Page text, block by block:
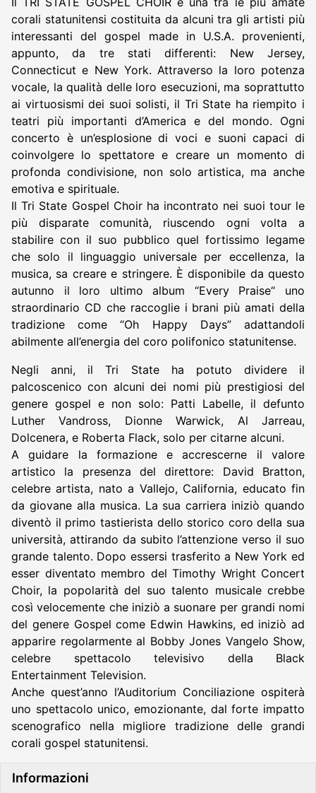
corali statunitensi costituita da alcuni tra gli artisti più
interessanti del gospel made in U.S.A. provenienti,
appunto, da tre stati differenti: New Jersey,
Connecticut e New York. Attraverso la loro potenza
vocale, la qualità delle loro esecuzioni, ma soprattutto
ai virtuosismi dei suoi solisti, il Tri State ha riempito i
teatri più importanti d’America e del mondo. Ogni
concerto è un’esplosione di voci e suoni capaci di
coinvolgere lo spettatore e creare un momento di
profonda condivisione, non solo artistica, ma anche
emotiva e spirituale.
Il Tri State Gospel Choir ha incontrato nei suoi tour le
più disparate comunità, riuscendo ogni volta a
stabilire con il suo pubblico quel fortissimo legame
che solo il linguaggio universale per eccellenza, la
musica, sa creare e stringere. È disponibile da questo
autunno il loro ultimo album “Every Praise“ uno
straordinario CD che raccoglie i brani più amati della
tradizione come “Oh Happy Days” adattandoli
abilmente all’energia del coro polifonico statunitense.
Negli anni, il Tri State ha potuto dividere il
palcoscenico con alcuni dei nomi più prestigiosi del
genere gospel e non solo: Patti Labelle, il defunto
Luther Vandross, Dionne Warwick, Al Jarreau,
Dolcenera, e Roberta Flack, solo per citarne alcuni.
A guidare la formazione e accrescerne il valore
artistico la presenza del direttore: David Bratton,
celebre artista, nato a Vallejo, California, educato fin
da giovane alla musica. La sua carriera iniziò quando
diventò il primo tastierista dello storico coro della sua
università, attirando da subito l’attenzione verso il suo
grande talento. Dopo essersi trasferito a New York ed
esser diventato membro del Timothy Wright Concert
Choir, la popolarità del suo talento musicale crebbe
così velocemente che iniziò a suonare per grandi nomi
del genere Gospel come Edwin Hawkins, ed iniziò ad
apparire regolarmente al Bobby Jones Vangelo Show,
celebre spettacolo televisivo della Black
Entertainment Television.
Anche quest’anno l’Auditorium Conciliazione ospiterà
uno spettacolo unico, emozionante, dal forte impatto
scenografico nella migliore tradizione delle grandi
corali gospel statunitensi.
Informazioni